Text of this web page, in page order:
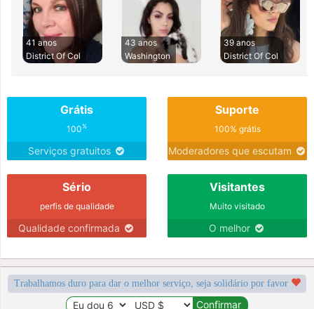
41 anos
District Of Col
43 anos
Washington
39 anos
District Of Col
Grátis
100%
Serviços gratuitos
Suporte
100% grátis
Moderadores que escutam
Sério
perfis de qualidade
Qualidade confirmada
Visitantes
Muito visitado
O melhor
Trabalhamos duro para dar o melhor serviço, seja solidário por favor